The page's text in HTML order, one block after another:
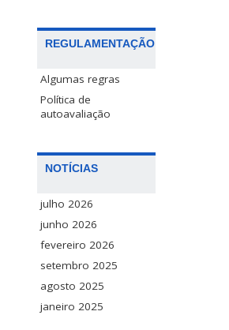
REGULAMENTAÇÃO
Algumas regras
Política de
autoavaliação
NOTÍCIAS
julho 2026
junho 2026
fevereiro 2026
setembro 2025
agosto 2025
janeiro 2025